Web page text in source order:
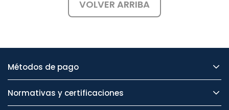
VOLVER ARRIBA
Métodos de pago
Normativas y certificaciones